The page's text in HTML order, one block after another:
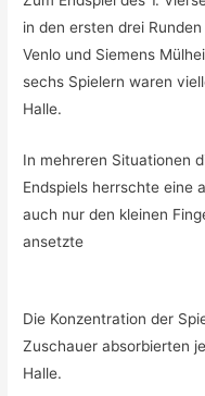
in den ersten drei
Venlo und Siemens
sechs Spielern waren
Halle.
In mehreren Situationen
Endspiels herrschte eine
auch nur den kleinen
ansetzte
Die Konzentration der
Zuschauer absorbierten
Halle.